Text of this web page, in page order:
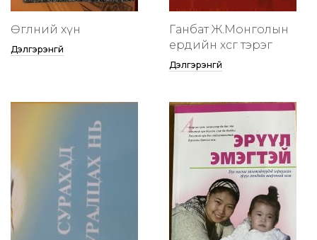
Өглөөний хүн
Дэлгэрэнгүй
Ганбат Ж.Монголын
ердийн хөсөг тэрэг
Дэлгэрэнгүй